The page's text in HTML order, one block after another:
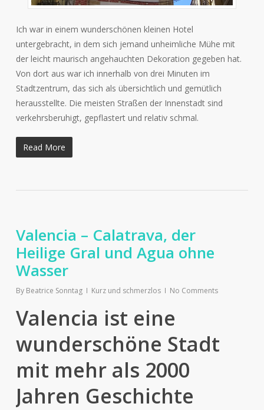
Ich war in einem wunderschönen kleinen Hotel
untergebracht, in dem sich jemand unheimliche Mühe mit
der leicht maurisch angehauchten Dekoration gegeben hat.
Von dort aus war ich innerhalb von drei Minuten im
Stadtzentrum, das sich als übersichtlich und gemütlich
herausstellte. Die meisten Straßen der Innenstadt sind
verkehrsberuhigt, gepflastert und relativ schmal.
Read More
Valencia – Calatrava, der
Heilige Gral und Agua ohne
Wasser
By Beatrice Sonntag Kurz und schmerzlos No Comments
Valencia ist eine
wunderschöne Stadt
mit mehr als 2000
Jahren Geschichte